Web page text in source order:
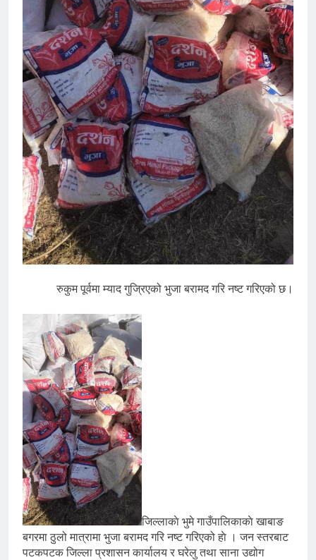
रुकुम पूर्वमा म्याद गुज्रिएको भुजा बरामद गरि नष्ट गरिएको छ।
जिल्लाकाे भुमे गाउँपालिकाकाे खाबाङ
बगरमा ठुलो मात्रामा भुजा बरामद गरि नष्ट गरिएको हाे । जन स्तरबाट
पटकपटक जिल्ला प्रशासन कार्यालय र घरेलु तथा साना उद्योग